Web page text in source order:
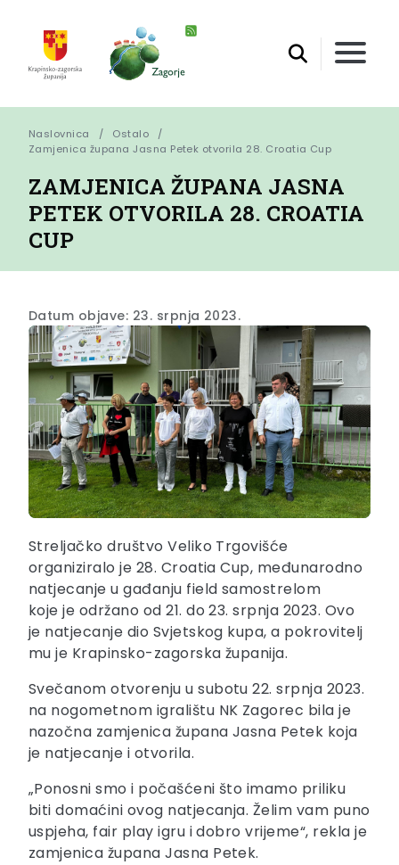
Naslovnica
Ostalo
Zamjenica župana Jasna Petek otvorila 28. Croatia Cup
ZAMJENICA ŽUPANA JASNA
PETEK OTVORILA 28. CROATIA
CUP
Datum objave: 23. srpnja 2023.
Streljačko društvo Veliko Trgovišće
organiziralo je 28. Croatia Cup, međunarodno
natjecanje u gađanju field samostrelom
koje je održano od 21. do 23. srpnja 2023. Ovo
je natjecanje dio Svjetskog kupa, a pokrovitelj
mu je Krapinsko-zagorska županija.
Svečanom otvorenju u subotu 22. srpnja 2023.
na nogometnom igralištu NK Zagorec bila je
nazočna zamjenica župana Jasna Petek koja
je natjecanje i otvorila.
„Ponosni smo i počašćeni što imamo priliku
biti domaćini ovog natjecanja. Želim vam puno
uspjeha, fair play igru i dobro vrijeme“, rekla je
zamjenica župana Jasna Petek.